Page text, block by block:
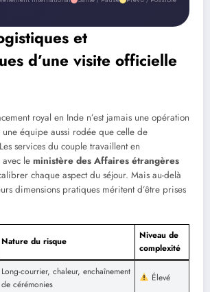
et
d’une visite officielle
royal en Inde n’est jamais une opération
équipe aussi rodée que celle de
services du couple travaillent en
le ministère des Affaires étrangères
chaque aspect du séjour. Mais au-delà
dimensions pratiques méritent d’être prises
Nature du risque
Niveau de
complexité
Long-courrier, chaleur, enchaînement
de cérémonies
Élevé